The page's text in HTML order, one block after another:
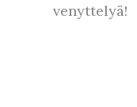
venyttelyä!